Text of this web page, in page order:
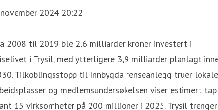
2024 20:22
2008 til 2019 ble 2,6 milliarder kroner investert i
i Trysil, med ytterligere 3,9 milliarder planlagt
Tilkoblingsstopp til Innbygda renseanlegg truer lokale
og medlemsundersøkelsen viser estimert tap
15 virksomheter på 200 millioner i 2025. Trysil trenger